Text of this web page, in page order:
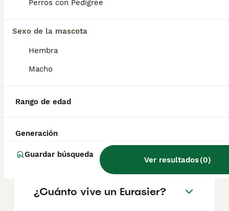
Perros con Pedigree
Sexo de la mascota
Hembra
Macho
Rango de edad
Generación
Guardar búsqueda
Ver resultados(0)
Informarse bien y comparar opciones antes
decisión.
perros?
¿Cómo es la personalidad
del Eurasier?
¿Cuánto vive un Eurasier?